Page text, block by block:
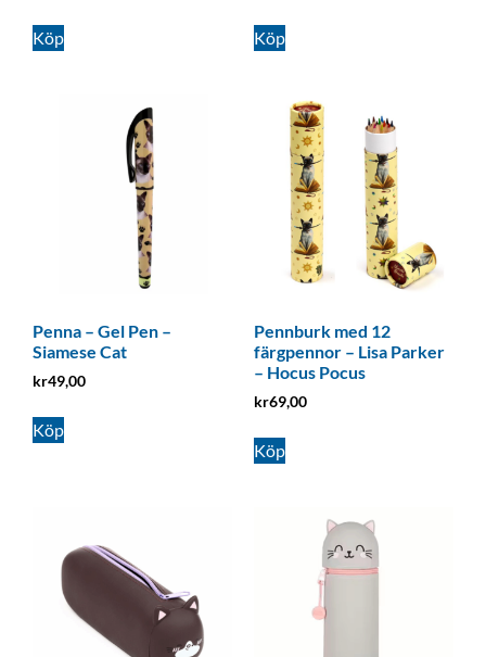
Köp Köp
Penna – Gel Pen –
Siamese Cat
kr49,00
Köp
Pennburk med 12
färgpennor – Lisa Parker
– Hocus Pocus
kr69,00
Köp